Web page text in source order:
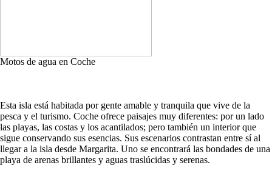
Motos de agua en Coche
Esta isla está habitada por gente amable y tranquila que vive de la
pesca y el turismo. Coche ofrece paisajes muy diferentes: por un lado
las playas, las costas y los acantilados; pero también un interior que
sigue conservando sus esencias. Sus escenarios contrastan entre sí al
llegar a la isla desde Margarita. Uno se encontrará las bondades de una
playa de arenas brillantes y aguas traslúcidas y serenas.